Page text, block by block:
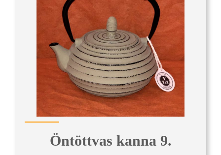
Öntöttvas kanna 9.